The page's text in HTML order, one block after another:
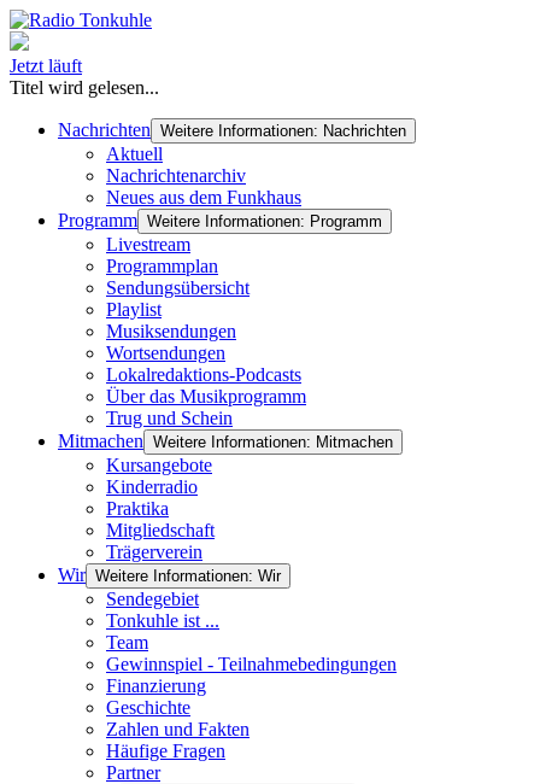
Jetzt läuft
Titel wird gelesen...
Nachrichten Weitere Informationen: Nachrichten
Aktuell
Nachrichtenarchiv
Neues aus dem Funkhaus
Programm Weitere Informationen: Programm
Livestream
Programmplan
Sendungsübersicht
Playlist
Musiksendungen
Wortsendungen
Lokalredaktions-Podcasts
Über das Musikprogramm
Trug und Schein
Mitmachen Weitere Informationen: Mitmachen
Kursangebote
Kinderradio
Praktika
Mitgliedschaft
Trägerverein
Wir Weitere Informationen: Wir
Sendegebiet
Tonkuhle ist ...
Team
Gewinnspiel - Teilnahmebedingungen
Finanzierung
Geschichte
Zahlen und Fakten
Häufige Fragen
Partner